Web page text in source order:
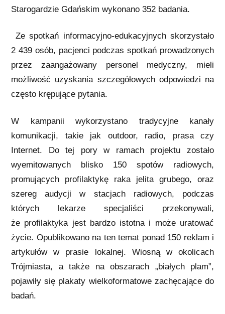
Starogardzie Gdańskim wykonano 352 badania.
Ze spotkań informacyjno-edukacyjnych skorzystało
2 439 osób, pacjenci podczas spotkań prowadzonych
przez zaangażowany personel medyczny, mieli
możliwość uzyskania szczegółowych odpowiedzi na
często krępujące pytania.
W kampanii wykorzystano tradycyjne kanały
komunikacji, takie jak outdoor, radio, prasa czy
Internet. Do tej pory w ramach projektu zostało
wyemitowanych blisko 150 spotów radiowych,
promujących profilaktykę raka jelita grubego, oraz
szereg audycji w stacjach radiowych, podczas
których lekarze specjaliści przekonywali,
że profilaktyka jest bardzo istotna i może uratować
życie. Opublikowano na ten temat ponad 150 reklam i
artykułów w prasie lokalnej. Wiosną w okolicach
Trójmiasta, a także na obszarach „białych plam”,
pojawiły się plakaty wielkoformatowe zachęcające do
badań.